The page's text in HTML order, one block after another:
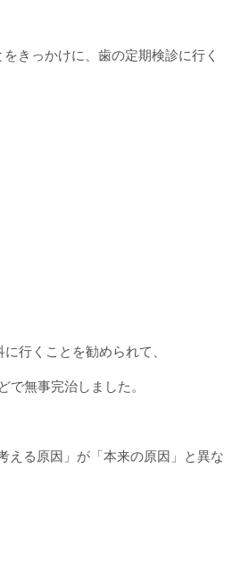
きっかけに、歯の定期検診に行く
行くことを勧められて、
で無事完治しました。
える原因」が「本来の原因」と異な